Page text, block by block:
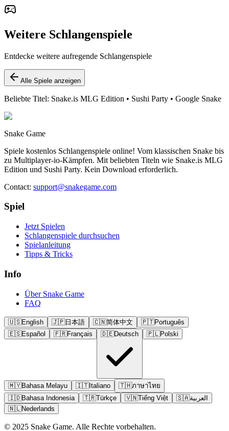
Weitere Schlangenspiele
Entdecke weitere aufregende Schlangenspiele
Alle Spiele anzeigen
Beliebte Titel: Snake.is MLG Edition • Sushi Party • Google Snake
Snake Game
Spiele kostenlos Schlangenspiele online! Vom klassischen Snake bis
zu Multiplayer-io-Kämpfen. Mit beliebten Titeln wie Snake.is MLG
Edition und Sushi Party. Kein Download erforderlich.
Contact: support@snakegame.com
Spiel
Jetzt Spielen
Schlangenspiele durchsuchen
Spielanleitung
Tipps & Tricks
Info
Über Snake Game
FAQ
🇺🇸English 🇯🇵日本語 🇨🇳简体中文 🇵🇹Português
🇪🇸Español 🇫🇷Français 🇩🇪Deutsch 🇵🇱Polski
🇲🇾Bahasa Melayu 🇮🇹Italiano 🇹🇭ภาษาไทย
🇮🇩Bahasa Indonesia 🇹🇷Türkçe 🇻🇳Tiếng Việt 🇸🇦العربية
🇳🇱Nederlands
© 2025 Snake Game. Alle Rechte vorbehalten.